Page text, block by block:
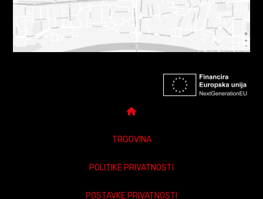
TRGOVINA
POLITIKE PRIVATNOSTI
POSTAVKE PRIVATNOSTI